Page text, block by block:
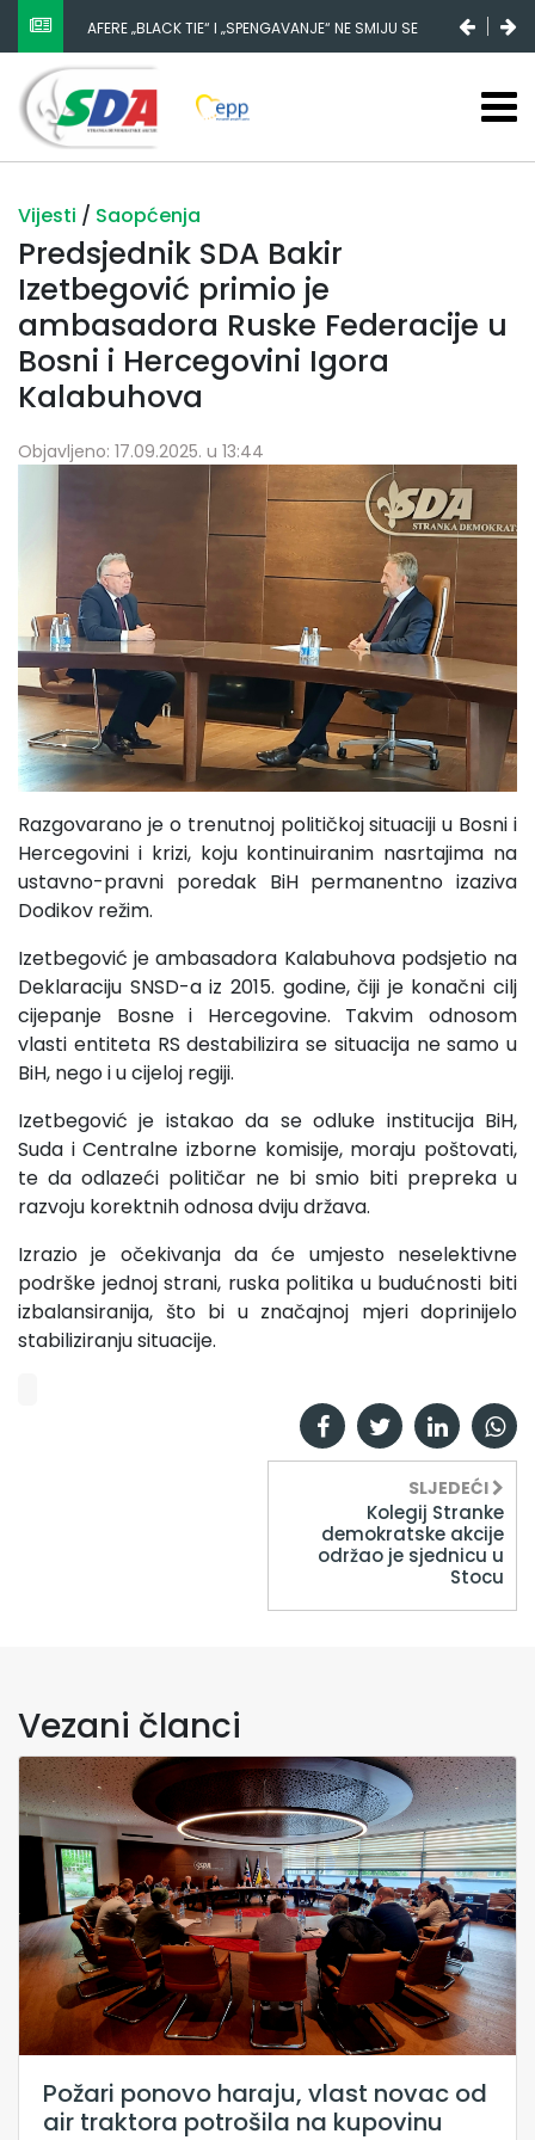
AFERE „BLACK TIE“ I „SPENGAVANJE“ NE SMIJU SE
ZATAŠKATI
Vijesti / Saopćenja
Predsjednik SDA Bakir
Izetbegović primio je
ambasadora Ruske Federacije u
Bosni i Hercegovini Igora
Kalabuhova
Objavljeno: 17.09.2025. u 13:44
Razgovarano je o trenutnoj političkoj situaciji u Bosni i
Hercegovini i krizi, koju kontinuiranim nasrtajima na
ustavno-pravni poredak BiH permanentno izaziva
Dodikov režim.
Izetbegović je ambasadora Kalabuhova podsjetio na
Deklaraciju SNSD-a iz 2015. godine, čiji je konačni cilj
cijepanje Bosne i Hercegovine. Takvim odnosom
vlasti entiteta RS destabilizira se situacija ne samo u
BiH, nego i u cijeloj regiji.
Izetbegović je istakao da se odluke institucija BiH,
Suda i Centralne izborne komisije, moraju poštovati,
te da odlazeći političar ne bi smio biti prepreka u
razvoju korektnih odnosa dviju država.
Izrazio je očekivanja da će umjesto neselektivne
podrške jednoj strani, ruska politika u budućnosti biti
izbalansiranija, što bi u značajnoj mjeri doprinijelo
stabiliziranju situacije.
SLJEDEĆI
Kolegij Stranke
demokratske akcije
održao je sjednicu u
Stocu
Vezani članci
Požari ponovo haraju, vlast novac od
air traktora potrošila na kupovinu